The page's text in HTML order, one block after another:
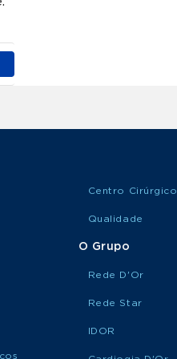
Centro Cirúrgico
Qualidade
O Grupo
Rede D'Or
Rede Star
IDOR